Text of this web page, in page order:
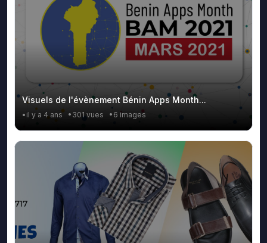
Visuels de l'évènement Bénin Apps Month...
•il y a 4 ans •301 vues •6 images